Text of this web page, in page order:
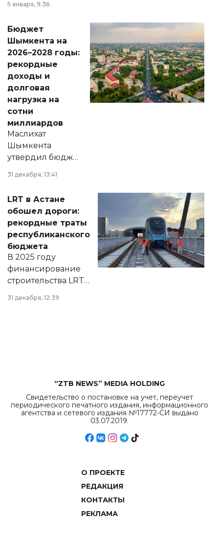
принести
народу
Венесуэлы.
5 января, 9:36
Бюджет
Шымкента на
2026–2028 годы:
рекордные
доходы и
долговая
нагрузка на
сотни
миллиардов
Маслихат
Шымкента
утвердил бюджет
города на 2026–
2028 годы.
документ
появился в базе
нормативных
правовых актов и
на сайте маслихат
города.
31 декабря, 13:41
LRT в Астане
обошел дороги:
рекордные траты
республиканского
бюджета
В 2025 году
финансирование
строительства LRT
в Астане из
республиканского
31 декабря, 12:39
“ZTB NEWS” MEDIA HOLDING
Свидетельство о постановке на учет, переучет
периодического печатного издания, информационного
агентства и сетевого издания №17772-СИ выдано
03.07.2019.
О ПРОЕКТЕ
РЕДАКЦИЯ
КОНТАКТЫ
РЕКЛАМА